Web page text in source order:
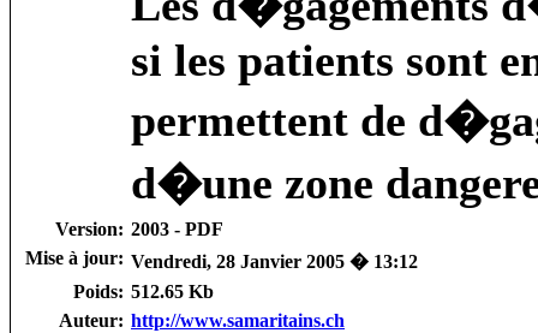
si les patients sont
permettent de
d�une zone
Version: 2003 - PDF
Mise à jour: Vendredi, 28 Janvier 2005 � 13:12
Poids: 512.65 Kb
Auteur: http://www.samaritains.ch